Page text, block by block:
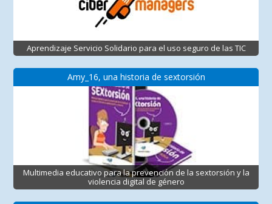
Aprendizaje Servicio Solidario para el uso seguro de las TIC
Amy_16, una historia de sextorsión
Multimedia educativo para la prevención de la sextorsión y la
violencia digital de género